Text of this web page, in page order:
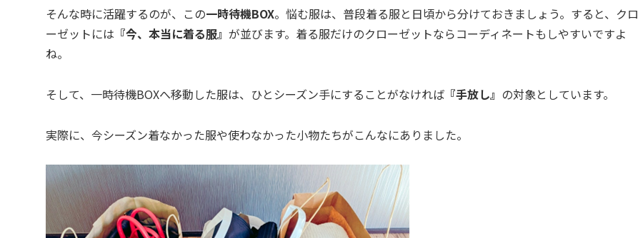
そんな時に活躍するのが、この一時待機BOX。悩む服は、普段着る服と日頃から分けておきましょう。すると、クロ
ーゼットには 『今、本当に着る服』 が並びます。着る服だけのクローゼットならコーディネートもしやすいですよ
ね。
そして、一時待機BOXへ移動した服は、ひとシーズン手にすることがなければ 『手放し』 の対象としています。
実際に、今シーズン着なかった服や使わなかった小物たちがこんなにありました。